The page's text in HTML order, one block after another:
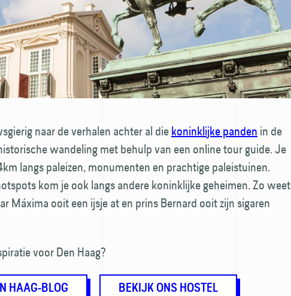
naar de verhalen achter al diekoninklijke panden in de
wandeling met behulp van een online tour guide. Je
langs paleizen, monumenten en prachtige paleis­tuinen.
kom je ook langs andere koninklijke geheimen. Zo weet
Máxima ooit een ijsje at en prins Bernard ooit zijn sigaren
voor Den Haag?
HAAG-BLOG BEKIJK ONS HOSTEL